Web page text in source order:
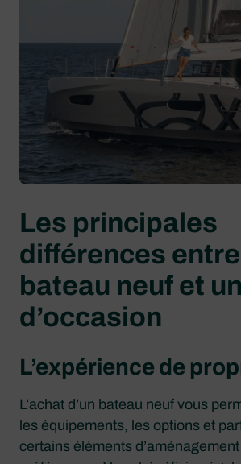
Les principales
différences
bateau neuf et
d’occasion
L’expérience de
L’achat d’un bateau neuf vous
les équipements, les options et
certains éléments